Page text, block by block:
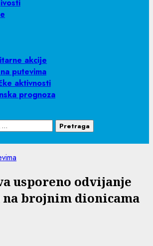
akcije
putevima
aktivnosti
prognoza
usporeno odvijanje
na brojnim dionicama